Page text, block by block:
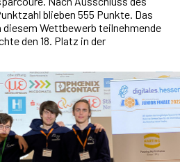
blieben 555 Punkte. Das
Wettbewerb teilnehmende
den 18. Platz in der